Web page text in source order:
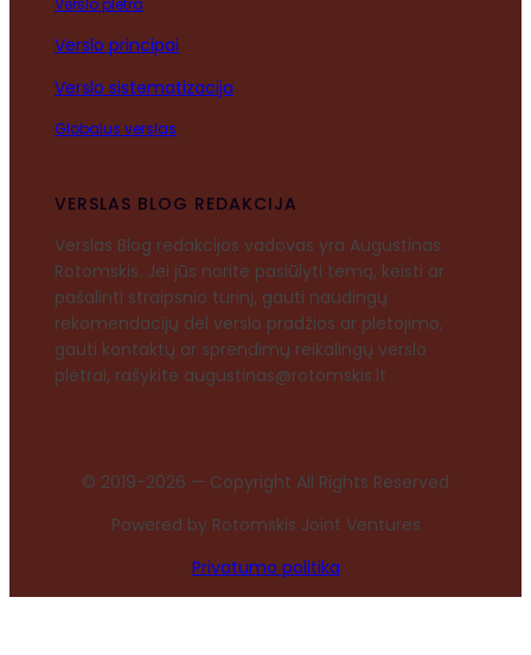
Verslo plėtra
Verslo principai
Verslo sistematizacija
Globalus verslas
VERSLAS BLOG REDAKCIJA
Verslas Blog redakcijos vadovas yra Augustinas
Rotomskis. Jei jūs norite pasiūlyti temą, keisti ar
pašalinti straipsnio turinį, gauti naudingų
rekomendacijų dėl verslo pradžios ar plėtojimo,
gauti kontaktų ar sprendimų reikalingų verslo
plėtrai, rašykite augustinas@rotomskis.lt
© 2019-2026 — Copyright All Rights Reserved
Powered by Rotomskis Joint Ventures
Privatumo politika